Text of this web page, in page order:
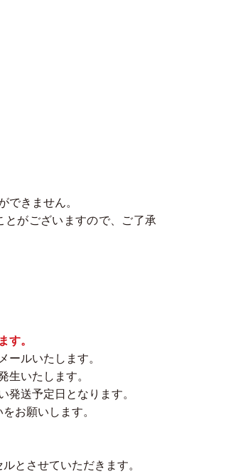
できません。
とがございますので、ご了承
す。
ールいたします。
生いたします。
発送予定日となります。
お願いします。
とさせていただきます。